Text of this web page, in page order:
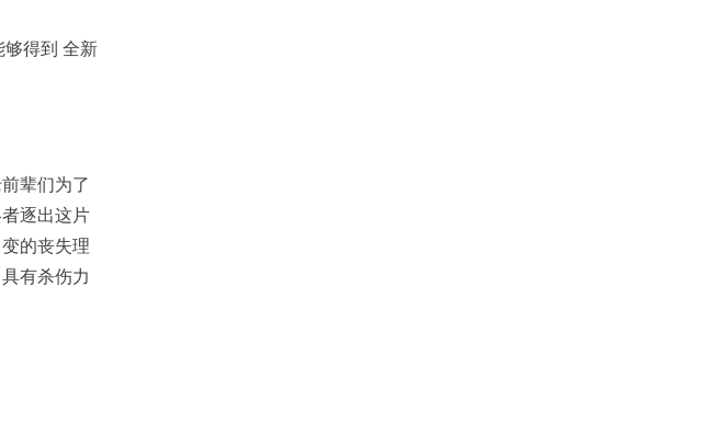
够得到 全新
辈们为了
逐出这片
的丧失理
有杀伤力